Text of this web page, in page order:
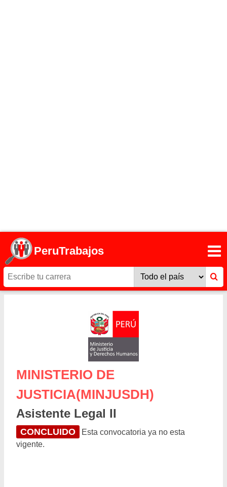
PeruTrabajos
MINISTERIO DE
JUSTICIA(MINJUSDH)
Asistente Legal II
CONCLUIDO
Esta convocatoria ya no esta
vigente.